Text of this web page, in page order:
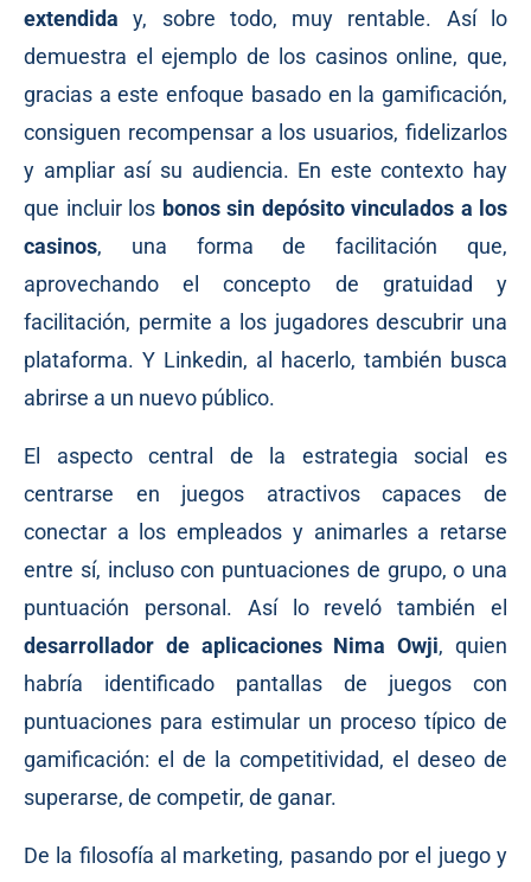
extendida y, sobre todo, muy rentable. Así lo
demuestra el ejemplo de los casinos online, que,
gracias a este enfoque basado en la gamificación,
consiguen recompensar a los usuarios, fidelizarlos
y ampliar así su audiencia. En este contexto hay
que incluir los bonos sin depósito vinculados a los
casinos, una forma de facilitación que,
aprovechando el concepto de gratuidad y
facilitación, permite a los jugadores descubrir una
plataforma. Y Linkedin, al hacerlo, también busca
abrirse a un nuevo público.
El aspecto central de la estrategia social es
centrarse en juegos atractivos capaces de
conectar a los empleados y animarles a retarse
entre sí, incluso con puntuaciones de grupo, o una
puntuación personal. Así lo reveló también el
desarrollador de aplicaciones Nima Owji, quien
habría identificado pantallas de juegos con
puntuaciones para estimular un proceso típico de
gamificación: el de la competitividad, el deseo de
superarse, de competir, de ganar.
De la filosofía al marketing, pasando por el juego y